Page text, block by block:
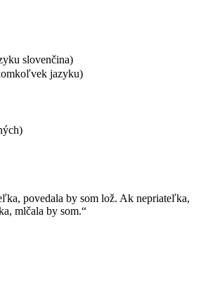
slovenčina)
jazyku)
povedala by som lož. Ak nepriateľka,
mlčala by som.